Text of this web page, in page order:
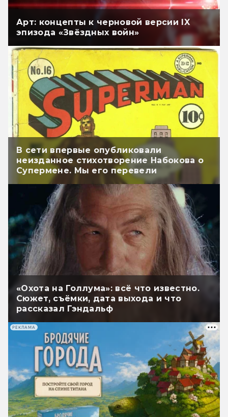
Арт: концепты к черновой версии IX
эпизода «Звёздных войн»
В сети впервые опубликовали
неизданное стихотворение Набокова о
Супермене. Мы его перевели
«Охота на Голлума»: всё что известно.
Сюжет, съёмки, дата выхода и что
рассказал Гэндальф
РЕКЛАМА